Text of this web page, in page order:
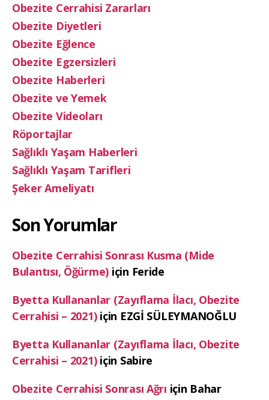
Obezite Cerrahisi Zararları
Obezite Diyetleri
Obezite Eğlence
Obezite Egzersizleri
Obezite Haberleri
Obezite ve Yemek
Obezite Videoları
Röportajlar
Sağlıklı Yaşam Haberleri
Sağlıklı Yaşam Tarifleri
Şeker Ameliyatı
Son Yorumlar
Obezite Cerrahisi Sonrası Kusma (Mide
Bulantısı, Öğürme) için Feride
Byetta Kullananlar (Zayıflama İlacı, Obezite
Cerrahisi – 2021)için EZGİ SÜLEYMANOĞLU
Byetta Kullananlar (Zayıflama İlacı, Obezite
Cerrahisi – 2021)için Sabire
Obezite Cerrahisi Sonrası Ağrı için Bahar